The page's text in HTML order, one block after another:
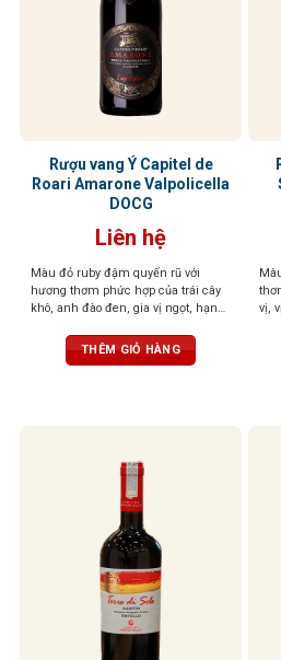
Rượu vang Ý Capitel de
Roari Amarone Valpolicella
DOCG
Liên hệ
Màu đỏ ruby đậm quyến rũ với
hương thơm phức hợp của trái cây
khô, anh đào đen, gia vị ngọt, hạnh
sâu cuốn hút. Vị rượu đậm đà, dày
dặn với trái cây đen, vị đất, thịt đậm
THÊM GIỎ HÀNG
vị,